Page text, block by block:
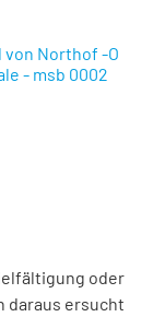
Northof -O
- msb 0002
oder
daraus ersucht